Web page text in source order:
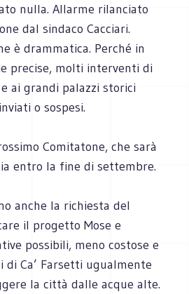
nulla. Allarme rilanciato
dal sindaco Cacciari.
è drammatica. Perché in
precise, molti interventi di
ai grandi palazzi storici
o sospesi.
Comitatone, che sarà
entro la fine di settembre.
anche la richiesta del
il progetto Mose e
possibili, meno costose e
di Ca’ Farsetti ugualmente
la città dalle acque alte.